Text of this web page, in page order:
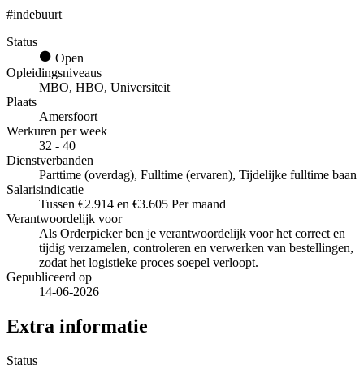
#indebuurt
Status
Open
Opleidingsniveaus
MBO, HBO, Universiteit
Plaats
Amersfoort
Werkuren per week
32 - 40
Dienstverbanden
Parttime (overdag), Fulltime (ervaren), Tijdelijke fulltime baan
Salarisindicatie
Tussen €2.914 en €3.605 Per maand
Verantwoordelijk voor
Als Orderpicker ben je verantwoordelijk voor het correct en
tijdig verzamelen, controleren en verwerken van bestellingen,
zodat het logistieke proces soepel verloopt.
Gepubliceerd op
14-06-2026
Extra informatie
Status